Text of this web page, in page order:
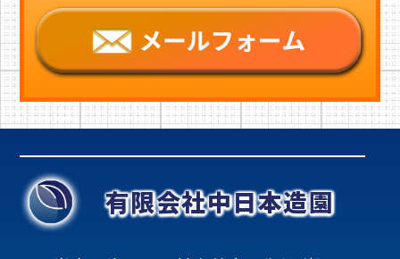
有限会社中日本造園